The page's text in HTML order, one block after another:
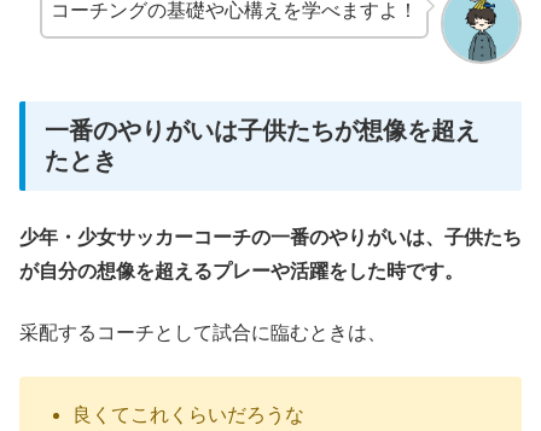
コーチングの基礎や心構えを学べますよ！
一番のやりがいは子供たちが想像を超え
たとき
少年・少女サッカーコーチの一番のやりがいは、子供たち
が自分の想像を超えるプレーや活躍をした時です。
采配するコーチとして試合に臨むときは、
良くてこれくらいだろうな